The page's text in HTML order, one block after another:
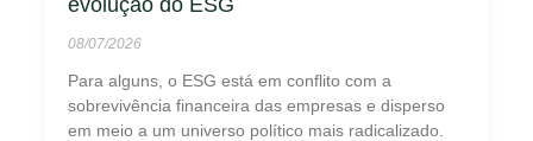
08/07/2026
Para alguns, o ESG está em conflito com a
sobrevivência financeira das empresas e disperso
em meio a um universo político mais radicalizado.